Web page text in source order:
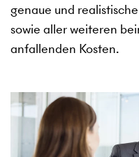
genaue und
sowie aller weiteren
anfallenden Kosten.